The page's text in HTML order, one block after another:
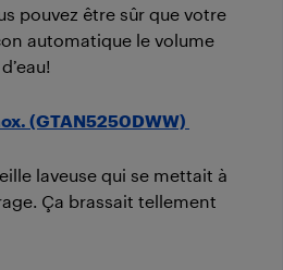
pouvez être sûr que votre
automatique le volume
(GTAN5250DWW)
laveuse qui se mettait à
Ça brassait tellement